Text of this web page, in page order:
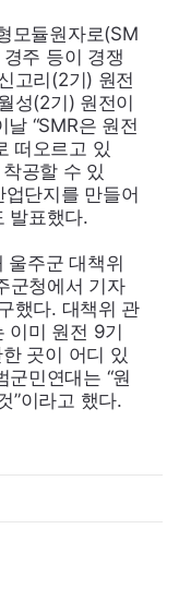
모듈원자로(SM
주 등이 경쟁
고리(2기) 원전
성(2기) 원전이
날 “SMR은 원전
떠오르고 있
공할 수 있
업단지를 만들어
발표했다.
울주군 대책위
군청에서 기자
했다. 대책위 관
이미 원전 9기
곳이 어디 있
군민연대는 “원
”이라고 했다.